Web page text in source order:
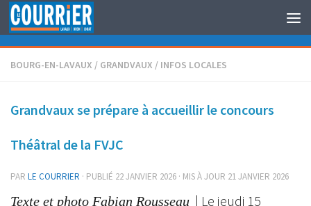
Au dessous du contenu
BOURG-EN-LAVAUX / GRANDVAUX / INFOS LOCALES
Grandvaux se prépare à accueillir le concours
Théâtral de la FVJC
PAR LE COURRIER · PUBLIÉ 22 JANVIER 2026 · MIS À JOUR 21 JANVIER 2026
Texte et photo Fabian Rousseau | Le jeudi 15